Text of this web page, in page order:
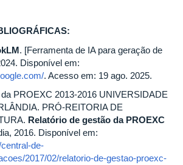
. [Ferramenta de IA para geração de
Disponível em:
. Acesso em: 19 ago. 2025.
PROEXC 2013-2016 UNIVERSIDADE
PRÓ-REITORIA DE
Relatório de gestão da PROEXC
2016. Disponível em:
de-
2017/02/relatorio-de-gestao-proexc-